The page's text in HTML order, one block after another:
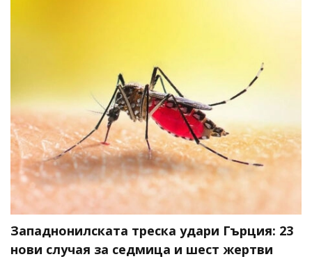
Западнонилската треска удари Гърция: 23
нови случая за седмица и шест жертви